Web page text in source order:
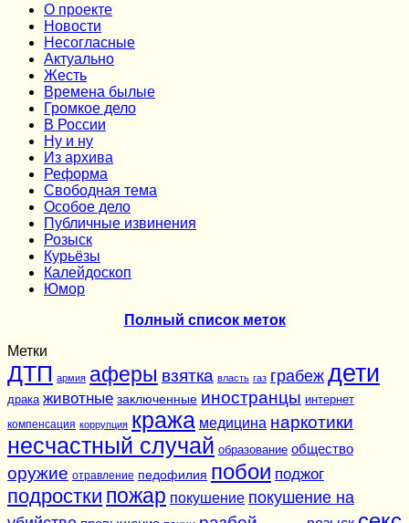
О проекте
Новости
Несогласные
Актуально
Жесть
Времена былые
Громкое дело
В России
Ну и ну
Из архива
Реформа
Cвободная тема
Особое дело
Публичные извинения
Розыск
Курьёзы
Калейдоскоп
Юмор
Полный список меток
Метки
ДТП армия аферы взятка власть газ грабеж дети
драка животные заключенные иностранцы интернет
компенсация коррупция кража медицина наркотики
несчастный случай образование общество
оружие отравление педофилия побои поджог
подростки пожар покушение покушение на